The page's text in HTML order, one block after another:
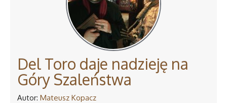
WIERSZE I POEMATY
PRZYJACIELE I KORESPONDENCI
ULUBIENI PISARZE
Del Toro daje nadzieję na
Góry Szaleństwa
Autor: Mateusz Kopacz